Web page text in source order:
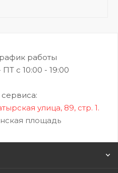
работы
с 10:00 - 19:00
улица, 89, стр. 1.
площадь